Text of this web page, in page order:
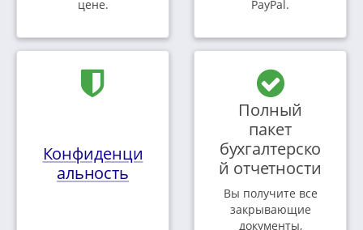
цене.
PayPal.
Конфиденци
альность
Полный
пакет
бухгалтерско
й отчетности
Вы получите все
закрывающие
документы,